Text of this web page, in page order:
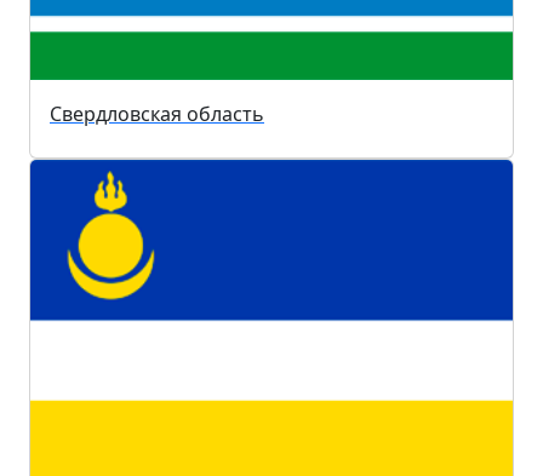
Свердловская область